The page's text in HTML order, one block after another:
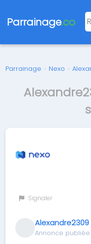
Parrainage.co
Parrainage › Nexo ›
Signaler
Alexandre2309
Annonce